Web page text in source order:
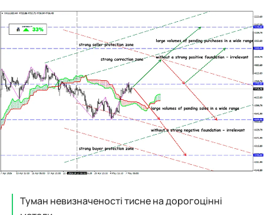
Туман невизначеності тисне на дорогоцінні